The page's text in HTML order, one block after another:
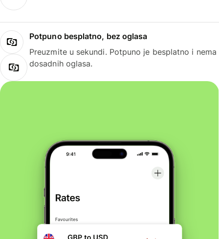
Potpuno besplatno, bez oglasa
Preuzmite u sekundi. Potpuno je besplatno i nema
dosadnih oglasa.